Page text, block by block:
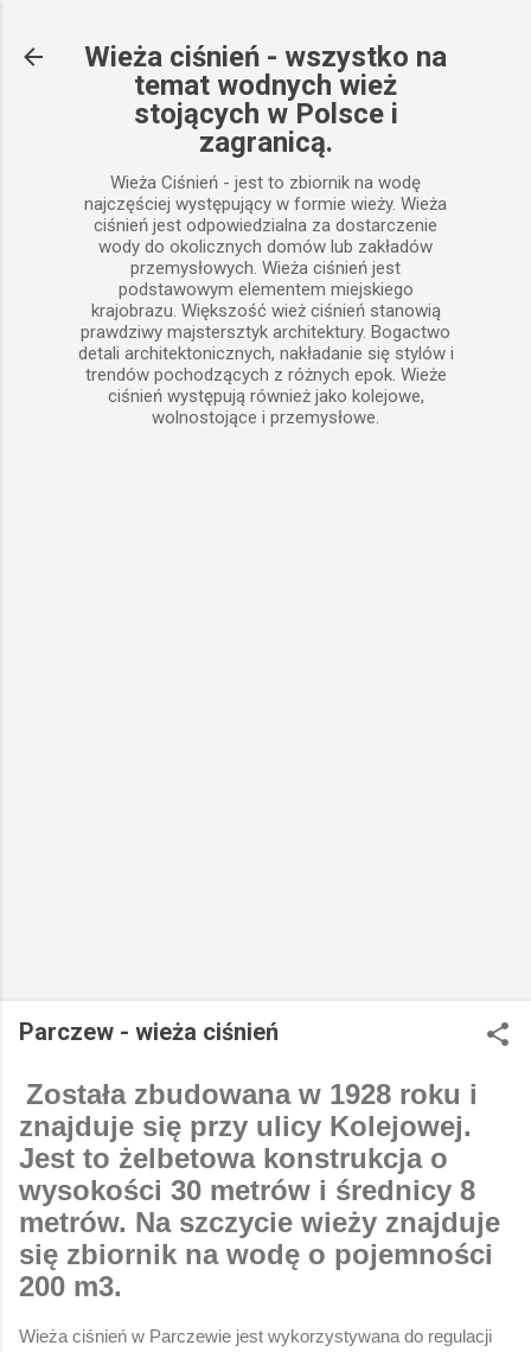
Wieża ciśnień - wszystko na
temat wodnych wież
stojących w Polsce i
zagranicą.
Wieża Ciśnień - jest to zbiornik na wodę
najczęściej występujący w formie wieży. Wieża
ciśnień jest odpowiedzialna za dostarczenie
wody do okolicznych domów lub zakładów
przemysłowych. Wieża ciśnień jest
podstawowym elementem miejskiego
krajobrazu. Większość wież ciśnień stanowią
prawdziwy majstersztyk architektury. Bogactwo
detali architektonicznych, nakładanie się stylów i
trendów pochodzących z różnych epok. Wieże
ciśnień występują również jako kolejowe,
wolnostojące i przemysłowe.
Parczew - wieża ciśnień
Została zbudowana w 1928 roku i
znajduje się przy ulicy Kolejowej.
Jest to żelbetowa konstrukcja o
wysokości 30 metrów i średnicy 8
metrów. Na szczycie wieży znajduje
się zbiornik na wodę o pojemności
200 m3.
Wieża ciśnień w Parczewie jest wykorzystywana do regulacji